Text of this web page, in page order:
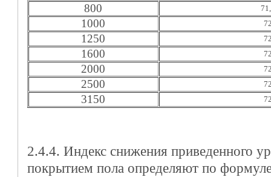
800
1000
1250
1600
2000
2500
3150
2.4.4. Индекс снижения приведенного
покрытием пола определяют по